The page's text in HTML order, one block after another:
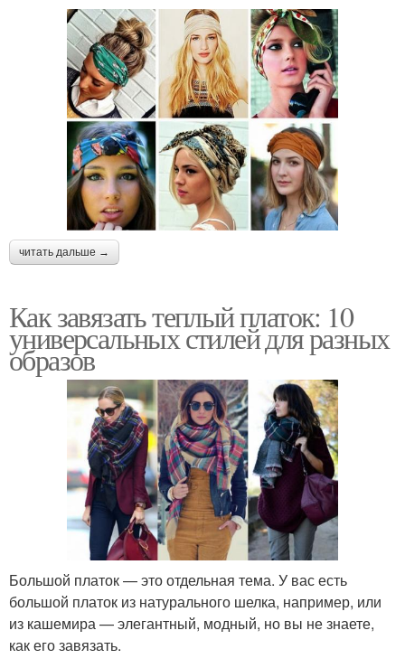
читать дальше →
Как завязать теплый платок: 10
универсальных стилей для разных
образов
Большой платок — это отдельная тема. У вас есть
большой платок из натурального шелка, например, или
из кашемира — элегантный, модный, но вы не знаете,
как его завязать.